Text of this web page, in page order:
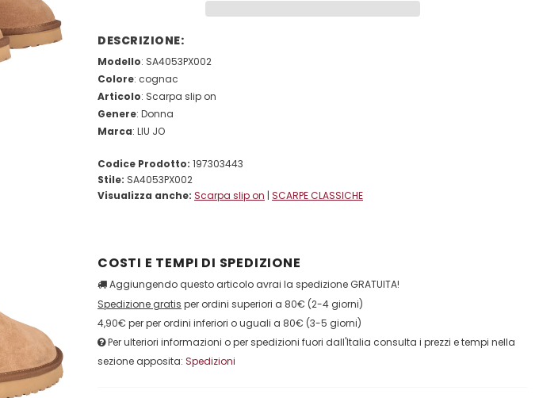
DESCRIZIONE:
Modello: SA4053PX002
Colore: cognac
Articolo: Scarpa slip on
Genere: Donna
Marca: LIU JO
Codice Prodotto: 197303443
Stile: SA4053PX002
Visualizza anche: Scarpa slip on | SCARPE CLASSICHE
COSTI E TEMPI DI SPEDIZIONE
Aggiungendo questo articolo avrai la spedizione GRATUITA!
Spedizione gratis per ordini superiori a 80€ (2-4 giorni)
4,90€ per per ordini inferiori o uguali a 80€ (3-5 giorni)
Per ulteriori informazioni o per spedizioni fuori dall'Italia consulta i prezzi e tempi nella
sezione apposita: Spedizioni